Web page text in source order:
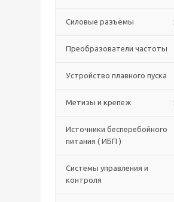
Силовые разъёмы
Преобразователи частоты
Устройство плавного пуска
Метизы и крепеж
Источники бесперебойного
питания ( ИБП )
Системы управления и
контроля